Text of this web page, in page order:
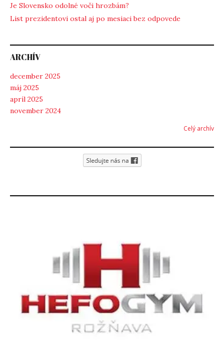
Je Slovensko odolné voči hrozbám?
List prezidentovi ostal aj po mesiaci bez odpovede
ARCHÍV
december 2025
máj 2025
apríl 2025
november 2024
Celý archív